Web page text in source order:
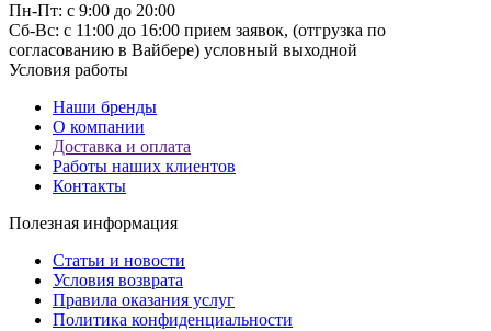
Пн-Пт: с 9:00 до 20:00
Cб-Вс: с 11:00 до 16:00 прием заявок, (отгрузка по
согласованию в Вайбере) условный выходной
Условия работы
Наши бренды
О компании
Доставка и оплата
Работы наших клиентов
Контакты
Полезная информация
Статьи и новости
Условия возврата
Правила оказания услуг
Политика конфиденциальности